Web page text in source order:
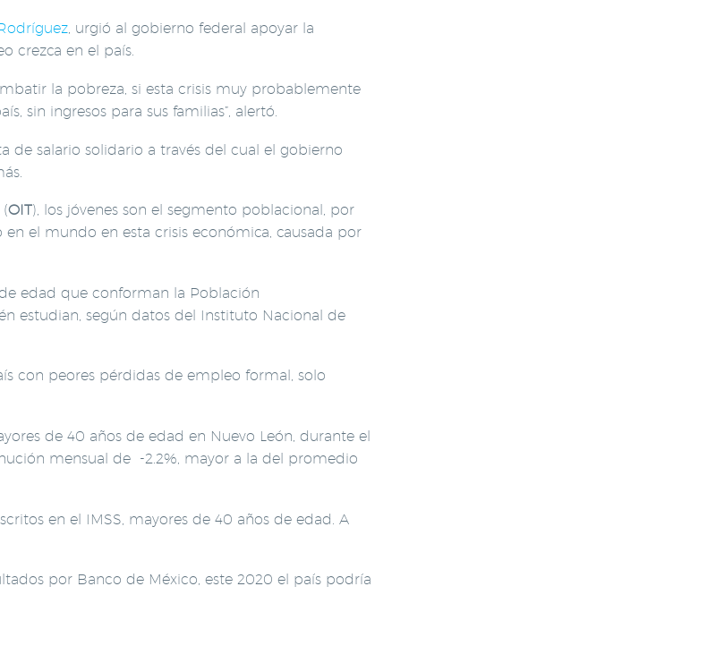
, urgió al gobierno federal apoyar la
crezca en el país.
la pobreza, si esta crisis muy probablemente
sin ingresos para sus familias”, alertó.
de salario solidario a través del cual el gobierno
(OIT), los jóvenes son el segmento poblacional, por
el mundo en esta crisis económica, causada por
edad que conforman la Población
estudian, según datos del Instituto Nacional de
con peores pérdidas de empleo formal, solo
de 40 años de edad en Nuevo León, durante el
mensual de -2.2%, mayor a la del promedio
en el IMSS, mayores de 40 años de edad. A
por Banco de México, este 2020 el país podría